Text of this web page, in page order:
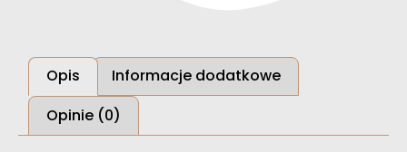
Opis
Informacje dodatkowe
Opinie (0)